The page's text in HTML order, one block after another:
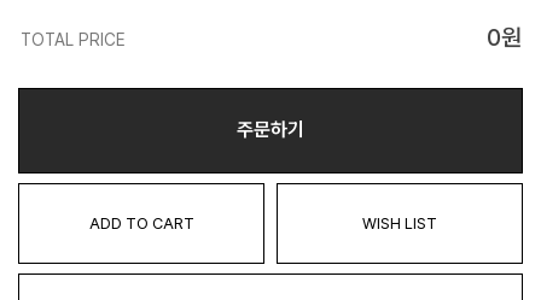
TOTAL PRICE 0원
주문하기
ADD TO CART WISH LIST